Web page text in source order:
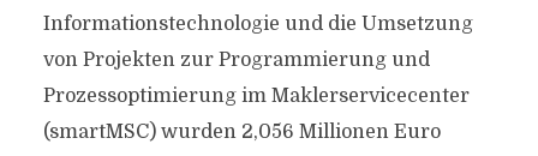
Informationstechnologie und die Umsetzung
von Projekten zur Programmierung und
Prozessoptimierung im Maklerservicecenter
(smartMSC) wurden 2,056 Millionen Euro